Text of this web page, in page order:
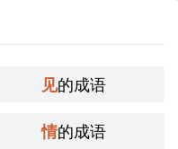
见的成语
情的成语